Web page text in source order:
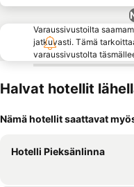
Varaussivustoilta
jatkuvasti. Tämä
varaussivustolta
Halvat hotellit
Nämä hotellit saattavat
Hotelli Pieksänlinna